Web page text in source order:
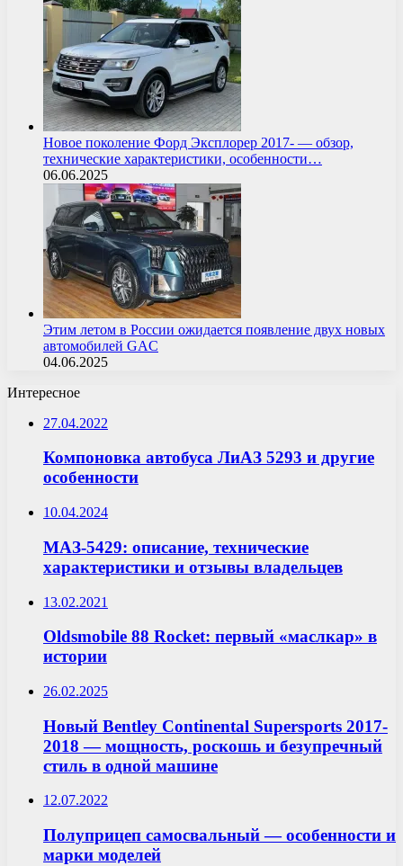
Новое поколение Форд Эксплорер 2017- — обзор,
технические характеристики, особенности…
06.06.2025
Этим летом в России ожидается появление двух новых
автомобилей GAC
04.06.2025
Интересное
27.04.2022
Компоновка автобуса ЛиАЗ 5293 и другие
особенности
10.04.2024
МАЗ-5429: описание, технические
характеристики и отзывы владельцев
13.02.2021
Oldsmobile 88 Rocket: первый «маслкар» в
истории
26.02.2025
Новый Bentley Continental Supersports 2017-
2018 — мощность, роскошь и безупречный
стиль в одной машине
12.07.2022
Полуприцеп самосвальный — особенности и
марки моделей